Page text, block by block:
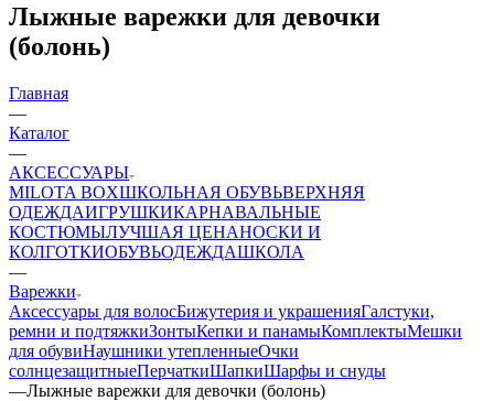
Лыжные варежки для девочки
(болонь)
Главная
—
Каталог
—
АКСЕССУАРЫ
MILOTA BOXШКОЛЬНАЯ ОБУВЬВЕРХНЯЯ
ОДЕЖДАИГРУШКИКАРНАВАЛЬНЫЕ
КОСТЮМЫЛУЧШАЯ ЦЕНАНОСКИ И
КОЛГОТКИОБУВЬОДЕЖДАШКОЛА
—
Варежки
Аксессуары для волосБижутерия и украшенияГалстуки,
ремни и подтяжкиЗонтыКепки и панамыКомплектыМешки
для обувиНаушники утепленныеОчки
солнцезащитныеПерчаткиШапкиШарфы и снуды
—Лыжные варежки для девочки (болонь)